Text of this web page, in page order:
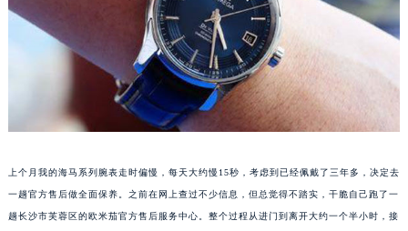
上个月我的海马系列腕表走时偏慢，每天大约慢15秒，考虑到已经佩戴了三年多，决定去
一趟官方售后做全面保养。之前在网上查过不少信息，但总觉得不踏实，干脆自己跑了一
趟长沙市芙蓉区的欧米茄官方售后服务中心。整个过程从进门到离开大约一个半小时，接